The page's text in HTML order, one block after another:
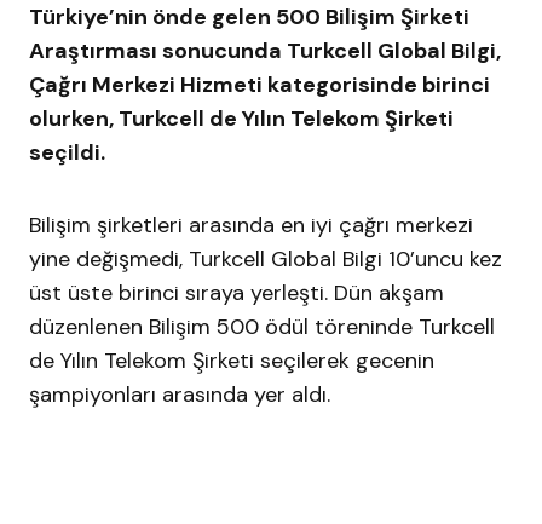
Türkiye’nin önde gelen 500 Bilişim Şirketi
Araştırması sonucunda Turkcell Global Bilgi,
Çağrı Merkezi Hizmeti kategorisinde birinci
olurken, Turkcell de Yılın Telekom Şirketi
seçildi.
Bilişim şirketleri arasında en iyi çağrı merkezi
yine değişmedi, Turkcell Global Bilgi 10’uncu kez
üst üste birinci sıraya yerleşti. Dün akşam
düzenlenen Bilişim 500 ödül töreninde Turkcell
de Yılın Telekom Şirketi seçilerek gecenin
şampiyonları arasında yer aldı.